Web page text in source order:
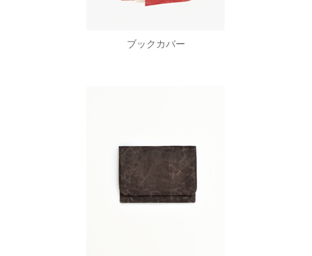
ブックカバー